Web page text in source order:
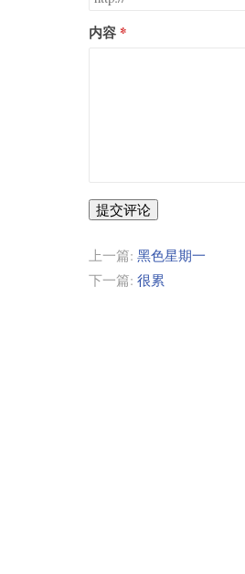
内容
提交评论
上一篇: 黑色星期一
下一篇: 很累